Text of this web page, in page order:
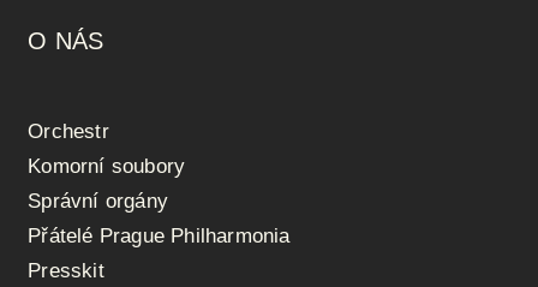
O NÁS
Orchestr
Komorní soubory
Správní orgány
Přátelé Prague Philharmonia
Presskit